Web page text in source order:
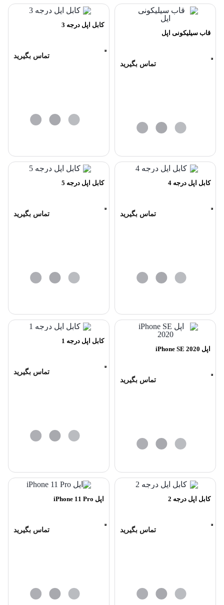
قاب سیلیکونی اپل
تماس بگیرید
کابل اپل درجه 3
تماس بگیرید
کابل اپل درجه 4
تماس بگیرید
کابل اپل درجه 5
تماس بگیرید
اپل iPhone SE 2020
تماس بگیرید
کابل اپل درجه 1
تماس بگیرید
کابل اپل درجه 2
تماس بگیرید
اپل iPhone 11 Pro
تماس بگیرید